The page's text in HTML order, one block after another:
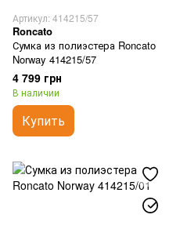
Артикул: 414215/57
Roncato
Сумка из полиэстера Roncato
Norway 414215/57
4 799 грн
В наличии
Купить